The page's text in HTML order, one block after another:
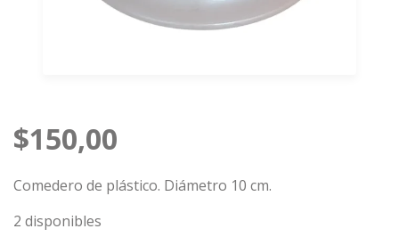
$150,00
Comedero de plástico. Diámetro 10 cm.
2 disponibles